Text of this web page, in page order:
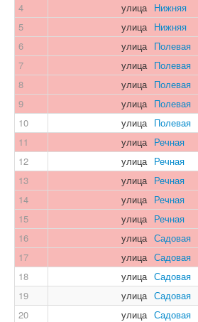
4
улица Нижняя
5
улица Нижняя
6
улица Полевая
7
улица Полевая
8
улица Полевая
9
улица Полевая
10
улица Полевая
11
улица Речная
12
улица Речная
13
улица Речная
14
улица Речная
15
улица Речная
16
улица Садовая
17
улица Садовая
18
улица Садовая
19
улица Садовая
20
улица Садовая